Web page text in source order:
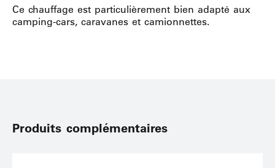
Ce chauffage est particulièrement bien adapté aux
camping-cars, caravanes et camionnettes.
Produits complémentaires